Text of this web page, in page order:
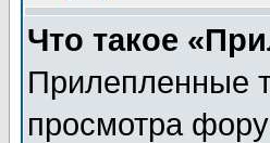
Что такое
Прилепленные
просмотра